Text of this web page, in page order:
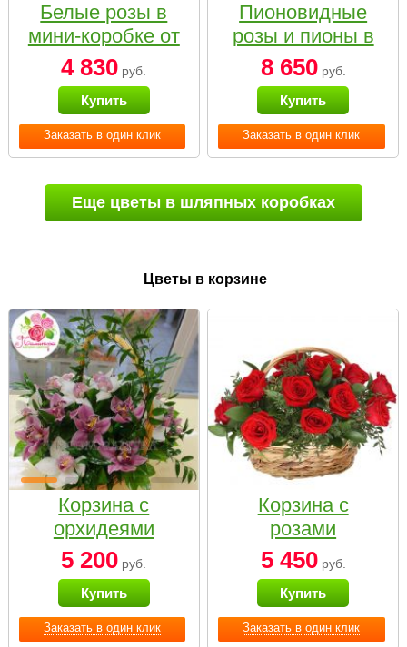
Заказать в один клик
Белые розы в
мини-коробке от
Bella Fiori
4 830 руб.
Купить
Заказать в один клик
Пионовидные
розы и пионы в
белой коробке
Small
8 650руб.
Купить
Еще цветы в шляпных коробках
Цветы в корзине
Заказать в один клик
Корзина с
орхидеями
малая
5 200 руб.
Купить
Заказать в один клик
Корзина с
розами
«Красный
Париж»
5 450руб.
Купить